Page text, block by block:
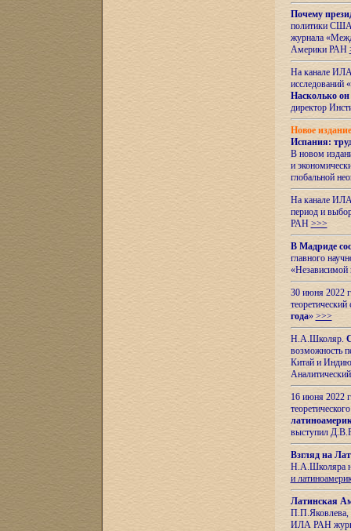
Почему
политики США
журнала
Америки РАН
На канале ИЛА
исследований «
Насколько он
директор
Новое
Испания:
В новом
и
глобальной
На канале
период и
РАН >>>
В Мадриде
главного
«Независимой
30 июня 2022
года» >>>
Н.А.Школяр.
возможность
Китай и
16 июня 2022
выступил
Взгляд на
Н.А.Школяра
и
Латинская
П.П.Яковлева,
ИЛА РАН